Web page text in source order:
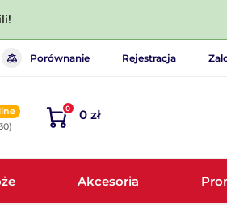
Porównanie Rejestracja
0 0 zł
Akcesoria